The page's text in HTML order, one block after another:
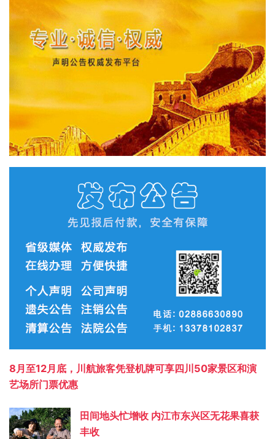
8月至12月底，川航旅客凭登机牌可享四川50家景区和演
艺场所门票优惠
田间地头忙增收 内江市东兴区无花果喜获
丰收